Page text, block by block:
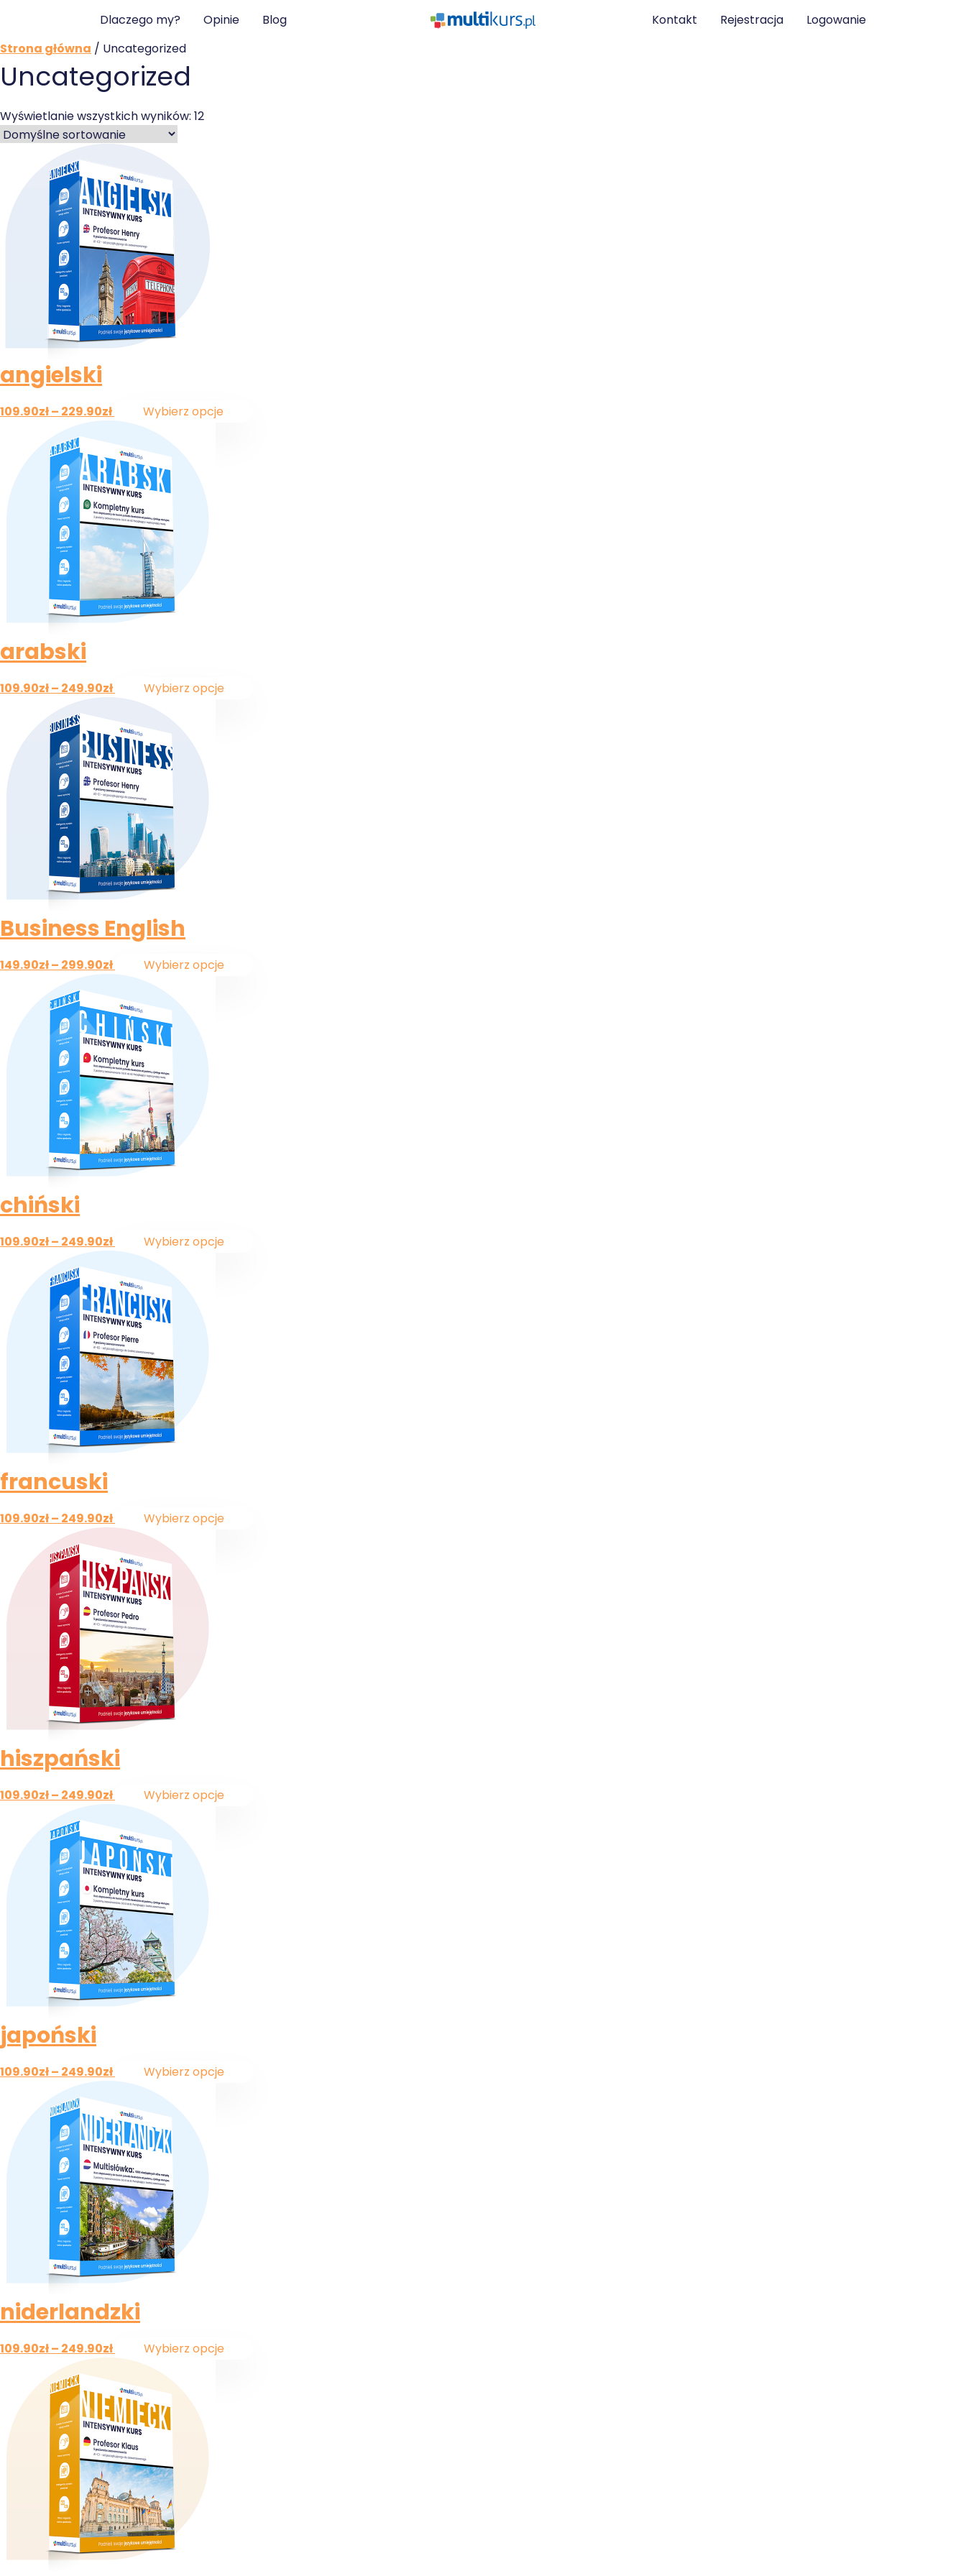
Dlaczego my? Opinie Blog Kontakt Rejestracja
Logowanie
Strona główna / Uncategorized
Uncategorized
Wyświetlanie wszystkich wyników: 12
angielski
109.90zł– 229.90zł Wybierz opcje
arabski
109.90zł– 249.90zł Wybierz opcje
Business English
149.90zł– 299.90zł Wybierz opcje
chiński
109.90zł– 249.90zł Wybierz opcje
francuski
109.90zł– 249.90zł Wybierz opcje
hiszpański
109.90zł– 249.90zł Wybierz opcje
japoński
109.90zł– 249.90zł Wybierz opcje
niderlandzki
109.90zł– 249.90zł Wybierz opcje